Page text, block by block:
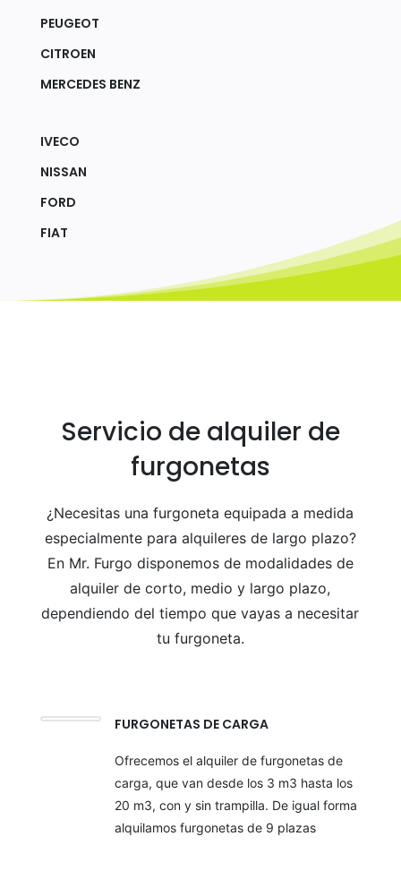
PEUGEOT
CITROEN
MERCEDES BENZ
IVECO
NISSAN
FORD
FIAT
Servicio de alquiler de
furgonetas
¿Necesitas una furgoneta equipada a medida
especialmente para alquileres de largo plazo?
En Mr. Furgo disponemos de modalidades de
alquiler de corto, medio y largo plazo,
dependiendo del tiempo que vayas a necesitar
tu furgoneta.
FURGONETAS DE CARGA
Ofrecemos el alquiler de furgonetas de
carga, que van desde los 3 m3 hasta los
20 m3, con y sin trampilla. De igual forma
alquilamos furgonetas de 9 plazas